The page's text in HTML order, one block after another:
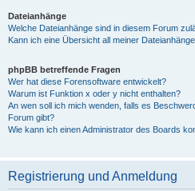
Dateianhänge
Welche Dateianhänge sind in diesem Forum
Kann ich eine Übersicht all meiner
phpBB betreffende Fragen
Wer hat diese Forensoftware entwickelt?
Warum ist Funktion x oder y nicht enthalten?
An wen soll ich mich wenden, falls es
Forum gibt?
Wie kann ich einen Administrator des Boards
Registrierung und Anmeldung